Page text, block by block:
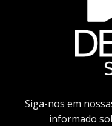
Siga-nos em
informado